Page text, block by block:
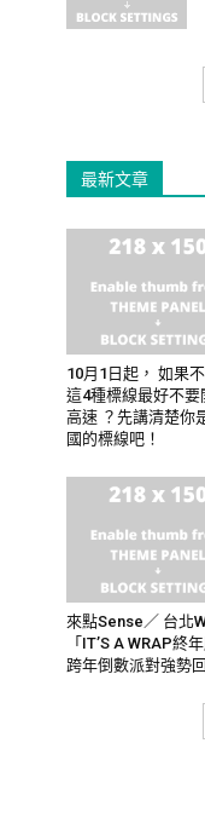
最新文章
10月1日起， 如果
這4種標線最好不要
高速 ？先講清楚你
國的標線吧！
來點Sense／ 台北
「IT’S A WRAP終年
跨年倒數派對強勢